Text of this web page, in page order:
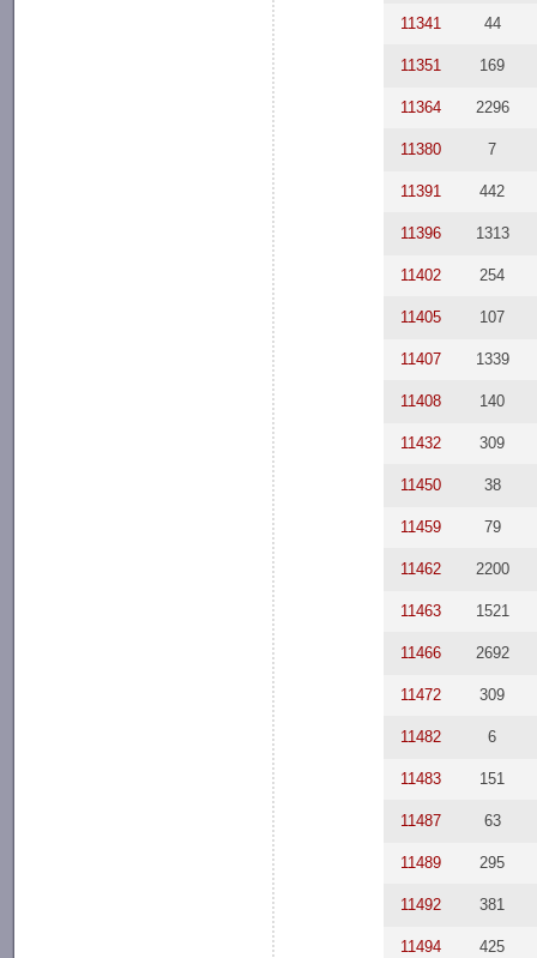
11341 44
11351 169
11364 2296
11380 7
11391 442
11396 1313
11402 254
11405 107
11407 1339
11408 140
11432 309
11450 38
11459 79
11462 2200
11463 1521
11466 2692
11472 309
11482 6
11483 151
11487 63
11489 295
11492 381
11494 425